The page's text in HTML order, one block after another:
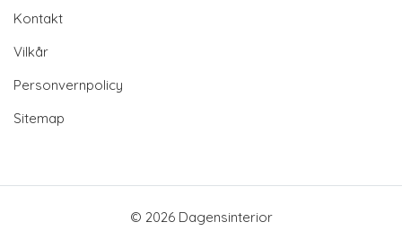
Kontakt
Vilkår
Personvernpolicy
Sitemap
© 2026 Dagensinterior